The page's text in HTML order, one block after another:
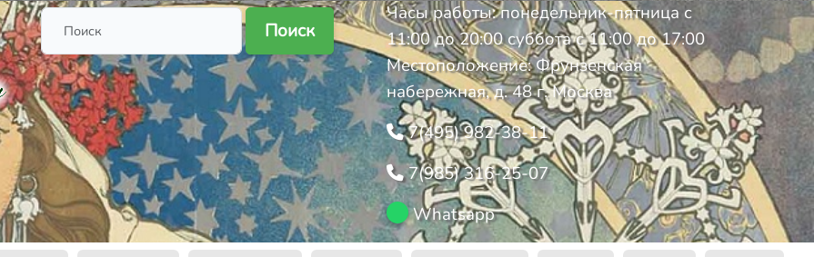
Поиск
Часы работы: понедельник-пятница с
11:00 до 20:00 суббота с 11:00 до 17:00
Местоположение: Фрунзенская
набережная, д. 48 г. Москва
7(495) 982-38-11
7(985) 316-25-07
Whatsapp